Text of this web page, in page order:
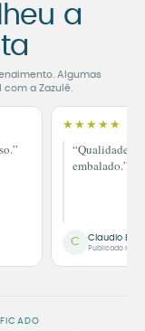
a
Algumas
a Zazulê.
★★★★★
“Qualidade
embalado.”
C Claudio
Publicado no